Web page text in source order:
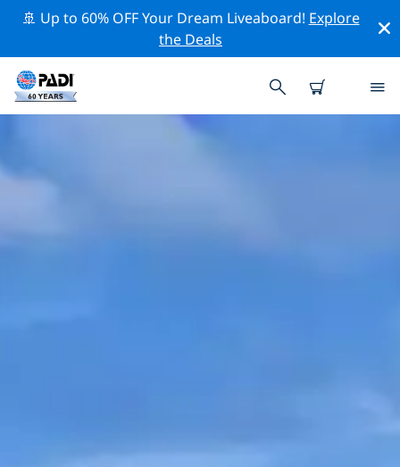
🚢 Up to 60% OFF Your Dream Liveaboard! Explore
the Deals